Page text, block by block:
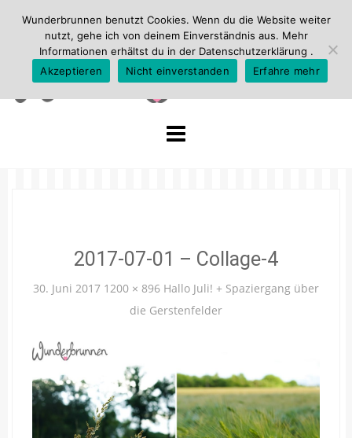
2017-07-01 – Collage-4
30. Juni 2017 1200 × 896 Hallo Juli! + Spaziergang über
die Gerstenfelder
Wunderbrunnen benutzt Cookies. Wenn du die Website weiter
nutzt, gehe ich von deinem Einverständnis aus. Mehr
Informationen erhältst du in der Datenschutzerklärung .
Akzeptieren
Nicht einverstanden Erfahre mehr